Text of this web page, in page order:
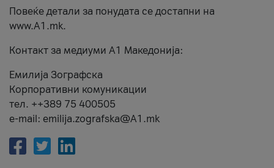
Повеќе детали за понудата се достапни на
www.А1.mk.
Контакт за медиуми А1 Македонија:
Емилија Зографска
Корпоративни комуникации
тел. ++389 75 400505
e-mail: emilija.zografska@A1.mk